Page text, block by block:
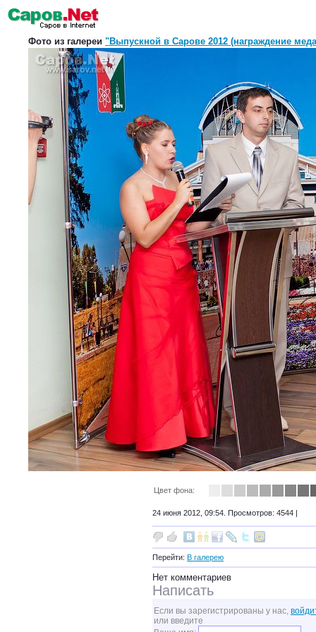
Фото из галереи "Выпускной в Сарове 2012 (награждение
Цвет фона:
24 июня 2012, 09:54. Просмотров: 4544 |
Перейти: В галерею
Нет комментариев
Написать
Если вы зарегистрированы у нас,
или введите